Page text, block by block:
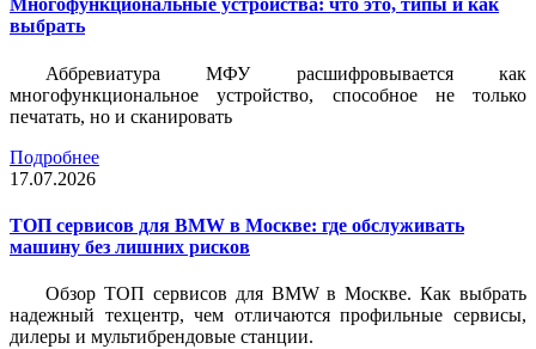
Многофункциональные устройства: что это, типы и как
выбрать
Аббревиатура МФУ расшифровывается как
многофункциональное устройство, способное не только
печатать, но и сканировать
Подробнее
17.07.2026
ТОП сервисов для BMW в Москве: где обслуживать
машину без лишних рисков
Обзор ТОП сервисов для BMW в Москве. Как выбрать
надежный техцентр, чем отличаются профильные сервисы,
дилеры и мультибрендовые станции.